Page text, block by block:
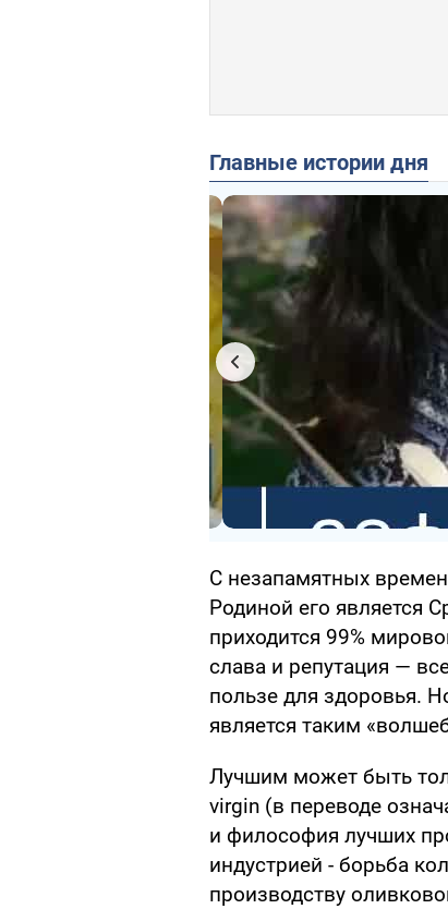
Главные истории дня
С незапамятных
Родиной его является
приходится 99%
слава и репутация —
пользе для здоровья.
является таким
Лучшим может быть
virgin (в переводе
и философия лучших
индустрией - борьба
производству